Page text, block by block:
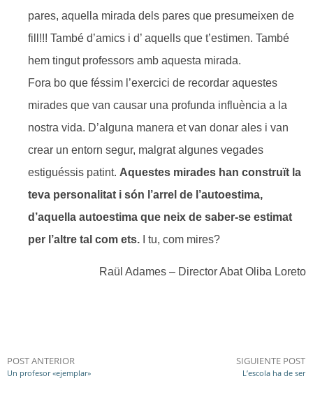
pares, aquella mirada dels pares que presumeixen de
fill!!! També d’amics i d’ aquells que t’estimen. També
hem tingut professors amb aquesta mirada.
Fora bo que féssim l’exercici de recordar aquestes
mirades que van causar una profunda influència a la
nostra vida. D’alguna manera et van donar ales i van
crear un entorn segur, malgrat algunes vegades
estiguéssis patint. Aquestes mirades han construït la
teva personalitat i són l’arrel de l’autoestima,
d’aquella autoestima que neix de saber-se estimat
per l’altre tal com ets. I tu, com mires?
Raül Adames – Director Abat Oliba Loreto
POST ANTERIOR
Un profesor «ejemplar»
SIGUIENTE POST
L’escola ha de ser